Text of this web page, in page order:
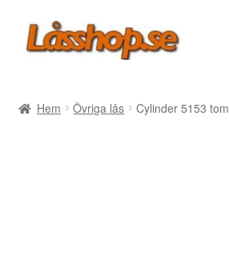
Hoppa
till
Hoppa
till
Hem Övriga lås Cylinder 5153 tom